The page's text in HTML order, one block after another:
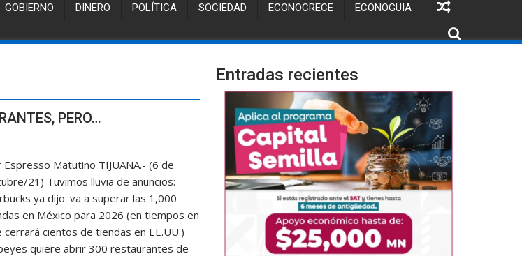
GOBIERNO DINERO POLÍTICA SOCIEDAD ECONOCRECE ECONOGUIA
PERO…
Espresso Matutino TIJUANA.- (6 de
21) Tuvimos lluvia de anuncios:
ya dijo: va a superar las 1,000
en México para 2026 (en tiempos en
cerrará cientos de tiendas en EE.UU.)
quiere abrir 300 restaurantes de
Entradas recientes